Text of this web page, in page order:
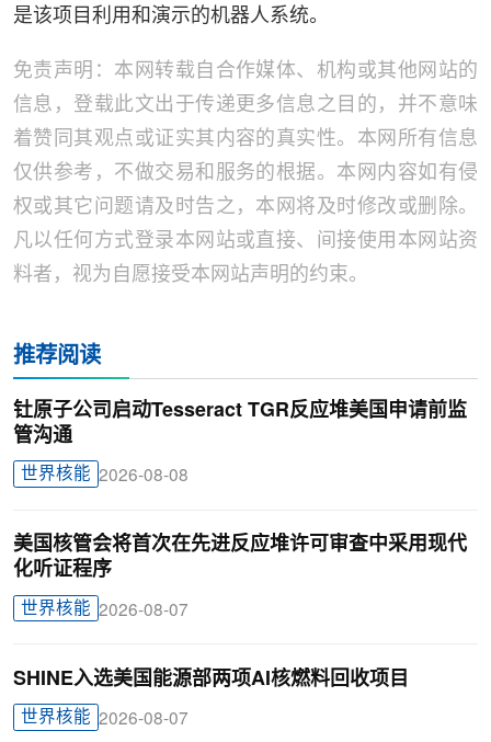
是该项目利用和演示的机器人系统。
免责声明：本网转载自合作媒体、机构或其他网站的
信息，登载此文出于传递更多信息之目的，并不意味
着赞同其观点或证实其内容的真实性。本网所有信息
仅供参考，不做交易和服务的根据。本网内容如有侵
权或其它问题请及时告之，本网将及时修改或删除。
凡以任何方式登录本网站或直接、间接使用本网站资
料者，视为自愿接受本网站声明的约束。
推荐阅读
钍原子公司启动Tesseract TGR反应堆美国申请前监
管沟通
世界核能 2026-08-08
美国核管会将首次在先进反应堆许可审查中采用现代
化听证程序
世界核能 2026-08-07
SHINE入选美国能源部两项AI核燃料回收项目
世界核能 2026-08-07